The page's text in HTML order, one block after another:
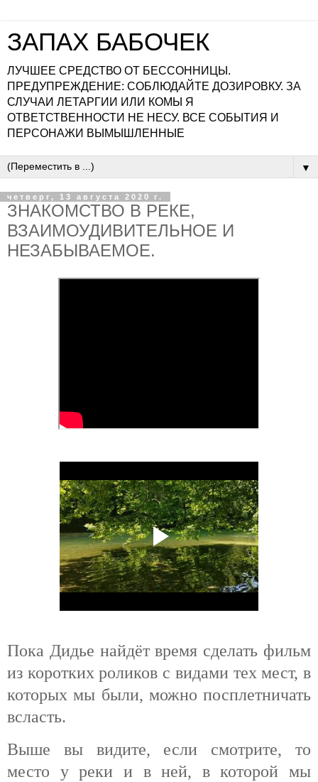
ЗАПАХ БАБОЧЕК
ЛУЧШЕЕ СРЕДСТВО ОТ БЕССОННИЦЫ.
ПРЕДУПРЕЖДЕНИЕ: СОБЛЮДАЙТЕ ДОЗИРОВКУ. ЗА
СЛУЧАИ ЛЕТАРГИИ ИЛИ КОМЫ Я
ОТВЕТСТВЕННОСТИ НЕ НЕСУ. ВСЕ СОБЫТИЯ И
ПЕРСОНАЖИ ВЫМЫШЛЕННЫЕ
▼
четверг, 13 августа 2020 г.
ЗНАКОМСТВО В РЕКЕ,
ВЗАИМОУДИВИТЕЛЬНОЕ И
НЕЗАБЫВАЕМОЕ.
Пока Дидье найдёт время сделать фильм
из коротких роликов с видами тех мест, в
которых мы были, можно посплетничать
всласть.
Выше вы видите, если смотрите, то
место у реки и в ней, в которой мы